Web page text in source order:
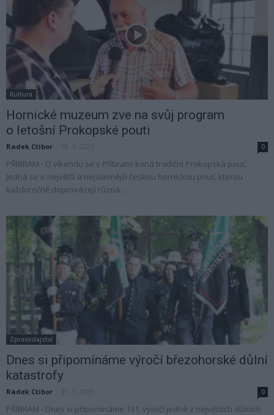
Kultura
Hornické muzeum zve na svůj program
o letošní Prokopské pouti
Radek Ctibor 0
PŘÍBRAM - O víkendu se v Příbrami koná tradiční Prokopská pouť.
Jedná se o největší a nejslavnější českou hornickou pouť, kterou
každoročně doprovázejí různá...
Zpravodajství
Dnes si připomínáme výročí březohorské důlní
katastrofy
Radek Ctibor 0
PŘÍBRAM - Dnes si připomínáme 131. výročí jedné z největších důlních